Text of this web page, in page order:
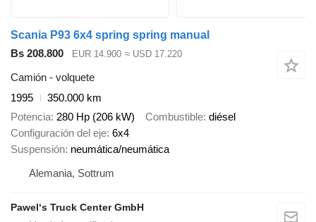
Scania P93 6x4 spring spring manual
Bs 208.800
EUR 14.900 ≈ USD 17.220
Camión - volquete
1995
350.000 km
Potencia 280 Hp (206 kW) Combustible diésel
Configuración del eje 6x4
Suspensión neumática/neumática
Alemania, Sottrum
Pawel‘s Truck Center GmbH